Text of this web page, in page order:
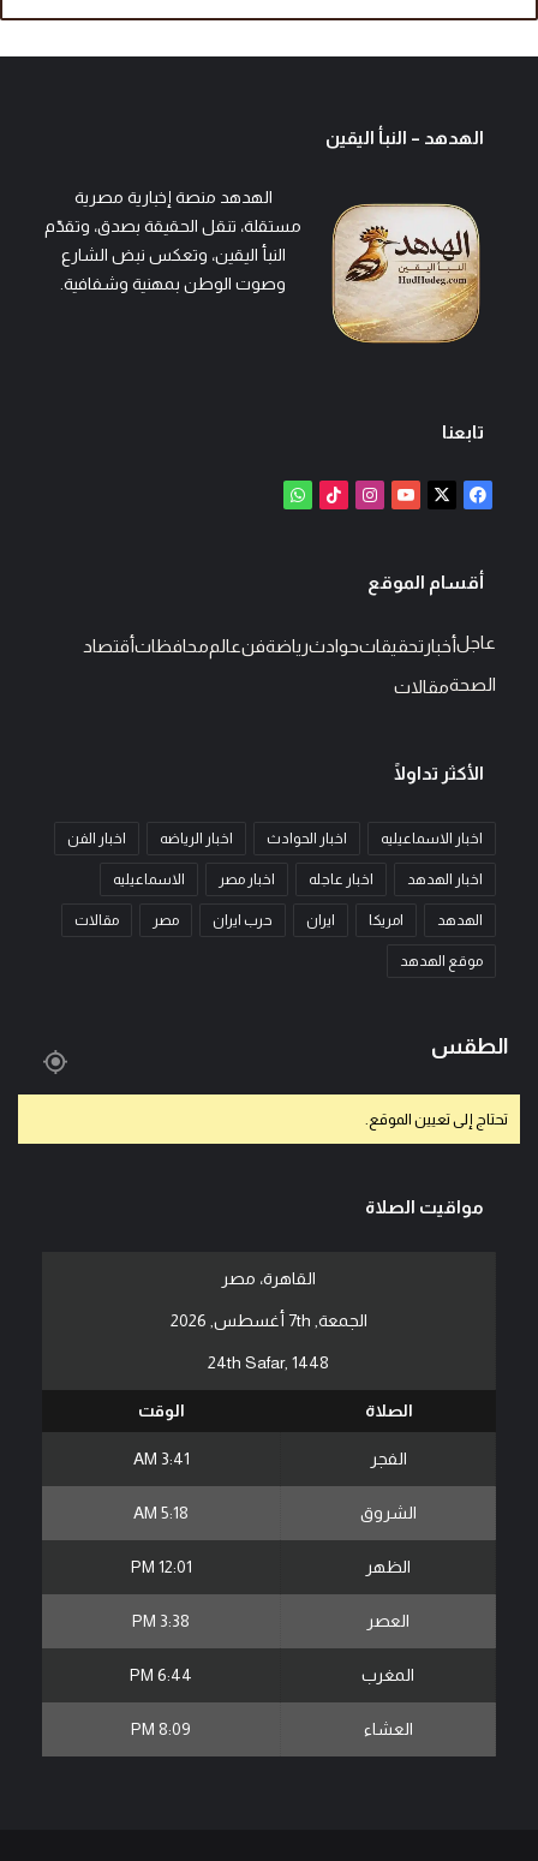
الهدهد – النبأ اليقين
الهدهد منصة إخبارية مصرية
مستقلة، تنقل الحقيقة بصدق، وتقدّم
النبأ اليقين، وتعكس نبض الشارع
وصوت الوطن بمهنية وشفافية.
تابعنا
فيسبوك ‫YouTubeانستقرام‫TikTok
أقسام الموقع
عاجلأخبار تحقيقاتحوادثرياضةفنعالممحافظاتأقتصاد
الصحةمقالات
الأكثر تداولًا
اخبار الاسماعيليه اخبار الحوادث اخبار الرياضه اخبار الفن
اخبار الهدهد اخبار عاجله اخبار مصر الاسماعيليه
الهدهد امريكا ايران حرب ايران مصر مقالات
موقع الهدهد
الطقس
تحتاج إلى تعيين الموقع.
مواقيت الصلاة
القاهرة، مصر
الجمعة, 7th أغسطس, 2026
24th Safar, 1448
الصلاة الوقت
الفجر 3:41 AM
الشروق 5:18 AM
الظهر 12:01 PM
العصر 3:38 PM
المغرب 6:44 PM
العشاء 8:09 PM